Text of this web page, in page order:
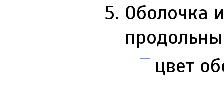
Оболочка
цвет